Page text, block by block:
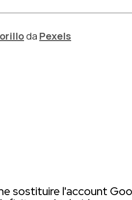
da Pexels
sostituire l'account